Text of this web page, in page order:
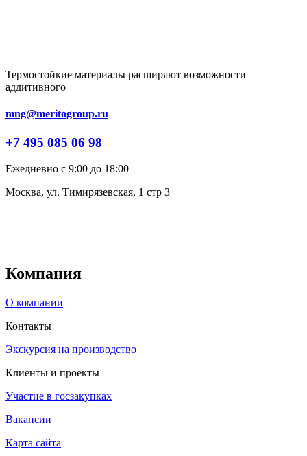
Термостойкие материалы расширяют возможности
аддитивного
mng@meritogroup.ru
+7 495 085 06 98
Ежедневно с 9:00 до 18:00
Москва, ул. Тимирязевская, 1 стр 3
Компания
О компании
Контакты
Экскурсия на производство
Клиенты и проекты
Участие в госзакупках
Вакансии
Карта сайта